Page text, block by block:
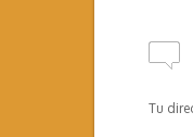
Tu